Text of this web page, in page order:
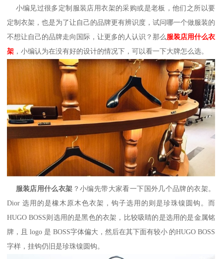
小编见过很多定制服装店用衣架的采购或是老板，他们之所以要
定制衣架，也是为了让自己的品牌更有辨识度，试问哪一个做服装的
不想让自己的品牌走向国际，让更多的人认识？那么服装店用什么衣
架 ，小编认为在没有好的设计的情况下，可以看一下大牌怎么选。
服装店用什么衣架 ？小编先带大家看一下国外几个品牌的衣架。
Dior 选用的是橡木原木色衣架，钩子选用的则是珍珠镍圆钩。而
HUGO BOSS则选用的是黑色的衣架，比较吸睛的是选用的是金属铭
牌，且 logo 是 BOSS字体偏大，然后在其下面有较小 的HUGO BOSS
字样，挂钩仍旧是珍珠镍圆钩。